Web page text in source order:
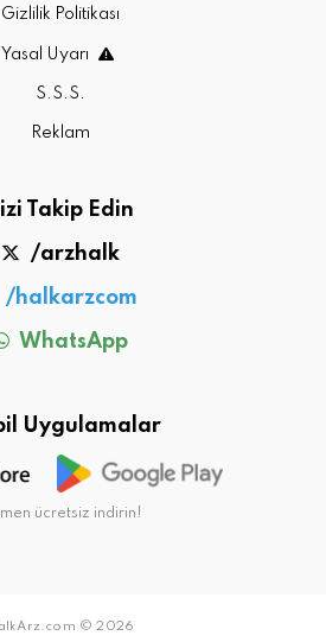
Gizlilik Politikası
Yasal Uyarı
S.S.S.
Reklam
Takip Edin
/arzhalk
/halkarzcom
WhatsApp
Uygulamalar
ücretsiz indirin!
© 2026